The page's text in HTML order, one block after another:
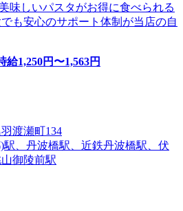
味しいパスタがお得に食べられる
も安心のサポート体制が当店の自
給1,250円〜1,563円
渡瀬町134
、丹波橋駅、近鉄丹波橋駅、伏
御陵前駅